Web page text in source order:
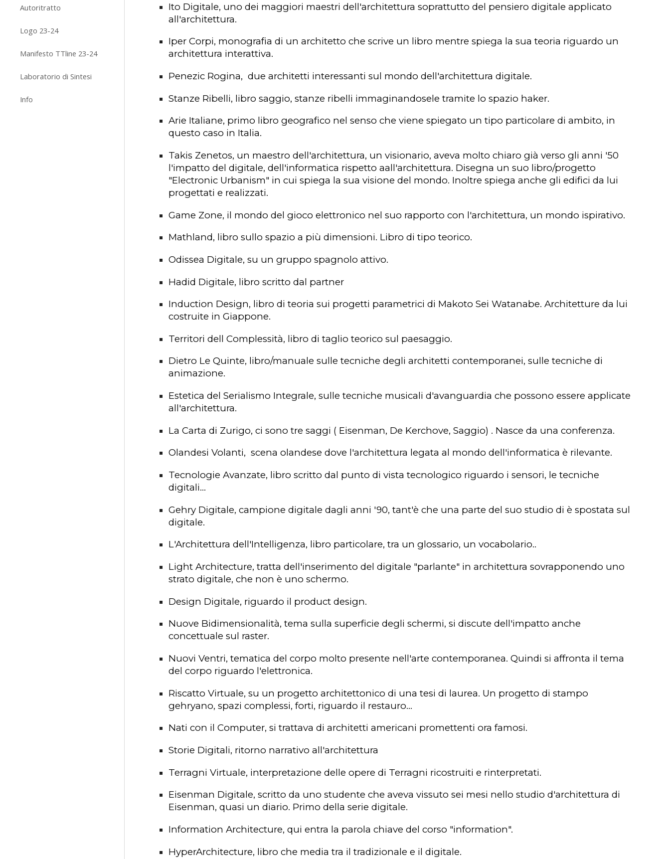
Autoritratto
Logo 23-24
Manifesto TTline 23-24
Laboratorio di Sintesi
Info
Ito Digitale, uno dei maggiori maestri dell'architettura soprattutto del pensiero digitale applicato
all'architettura.
Iper Corpi, monografia di un architetto che scrive un libro mentre spiega la sua teoria riguardo un
architettura interattiva.
Penezic Rogina, due architetti interessanti sul mondo dell'architettura digitale.
Stanze Ribelli, libro saggio, stanze ribelli immaginandosele tramite lo spazio haker.
Arie Italiane, primo libro geografico nel senso che viene spiegato un tipo particolare di ambito, in
questo caso in Italia.
Takis Zenetos, un maestro dell'architettura, un visionario, aveva molto chiaro già verso gli anni '50
l'impatto del digitale, dell'informatica rispetto aall'architettura. Disegna un suo libro/progetto
"Electronic Urbanism" in cui spiega la sua visione del mondo. Inoltre spiega anche gli edifici da lui
progettati e realizzati.
Game Zone, il mondo del gioco elettronico nel suo rapporto con l'architettura, un mondo ispirativo.
Mathland, libro sullo spazio a più dimensioni. Libro di tipo teorico.
Odissea Digitale, su un gruppo spagnolo attivo.
Hadid Digitale, libro scritto dal partner
Induction Design, libro di teoria sui progetti parametrici di Makoto Sei Watanabe. Architetture da lui
costruite in Giappone.
Territori dell Complessità, libro di taglio teorico sul paesaggio.
Dietro Le Quinte, libro/manuale sulle tecniche degli architetti contemporanei, sulle tecniche di
animazione.
Estetica del Serialismo Integrale, sulle tecniche musicali d'avanguardia che possono essere applicate
all'architettura.
La Carta di Zurigo, ci sono tre saggi ( Eisenman, De Kerchove, Saggio) . Nasce da una conferenza.
Olandesi Volanti, scena olandese dove l'architettura legata al mondo dell'informatica è rilevante.
Tecnologie Avanzate, libro scritto dal punto di vista tecnologico riguardo i sensori, le tecniche
digitali...
Gehry Digitale, campione digitale dagli anni '90, tant'è che una parte del suo studio di è spostata sul
digitale.
L'Architettura dell'Intelligenza, libro particolare, tra un glossario, un vocabolario..
Light Architecture, tratta dell'inserimento del digitale "parlante" in architettura sovrapponendo uno
strato digitale, che non è uno schermo.
Design Digitale, riguardo il product design.
Nuove Bidimensionalità, tema sulla superficie degli schermi, si discute dell'impatto anche
concettuale sul raster.
Nuovi Ventri, tematica del corpo molto presente nell'arte contemporanea. Quindi si affronta il tema
del corpo riguardo l'elettronica.
Riscatto Virtuale, su un progetto architettonico di una tesi di laurea. Un progetto di stampo
gehryano, spazi complessi, forti, riguardo il restauro...
Nati con il Computer, si trattava di architetti americani promettenti ora famosi.
Storie Digitali, ritorno narrativo all'architettura
Terragni Virtuale, interpretazione delle opere di Terragni ricostruiti e rinterpretati.
Eisenman Digitale, scritto da uno studente che aveva vissuto sei mesi nello studio d'architettura di
Eisenman, quasi un diario. Primo della serie digitale.
Information Architecture, qui entra la parola chiave del corso "information".
HyperArchitecture, libro che media tra il tradizionale e il digitale.